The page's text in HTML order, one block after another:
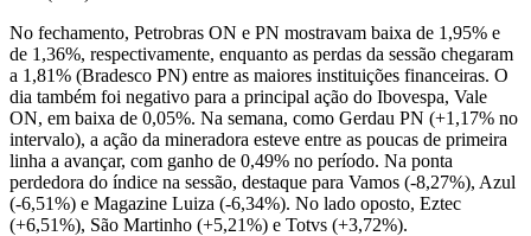
No fechamento, Petrobras ON e PN mostravam baixa de 1,95% e
de 1,36%, respectivamente, enquanto as perdas da sessão chegaram
a 1,81% (Bradesco PN) entre as maiores instituições financeiras. O
dia também foi negativo para a principal ação do Ibovespa, Vale
ON, em baixa de 0,05%. Na semana, como Gerdau PN (+1,17% no
intervalo), a ação da mineradora esteve entre as poucas de primeira
linha a avançar, com ganho de 0,49% no período. Na ponta
perdedora do índice na sessão, destaque para Vamos (-8,27%), Azul
(-6,51%) e Magazine Luiza (-6,34%). No lado oposto, Eztec
(+6,51%), São Martinho (+5,21%) e Totvs (+3,72%).